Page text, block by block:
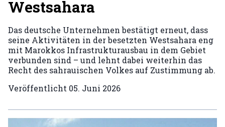
Westsahara
Das deutsche Unternehmen bestätigt erneut, dass
seine Aktivitäten in der besetzten Westsahara eng
mit Marokkos Infrastrukturausbau in dem Gebiet
verbunden sind – und lehnt dabei weiterhin das
Recht des sahrauischen Volkes auf Zustimmung ab.
Veröffentlicht 05. Juni 2026